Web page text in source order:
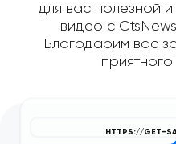
для вас полезной
видео с
Благодарим вас